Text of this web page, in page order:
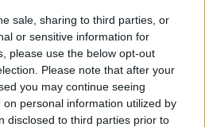
sale, sharing to third parties, or
or sensitive information for
please use the below opt-out
Please note that after your
you may continue seeing
personal information utilized by
disclosed to third parties prior to